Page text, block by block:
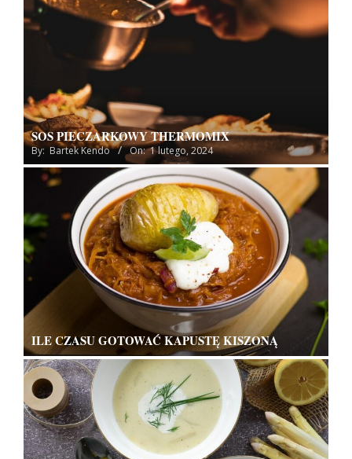
SOS PIECZARKOWY THERMOMIX
By: Bartek Kendo On: 1 lutego, 2024
ILE CZASU GOTOWAĆ KAPUSTĘ KISZONĄ